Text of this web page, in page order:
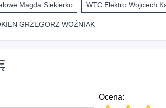
Magda Siekierko WTC Elektro Wojciech
GRZEGORZ WOŹNIAK
Ocena: